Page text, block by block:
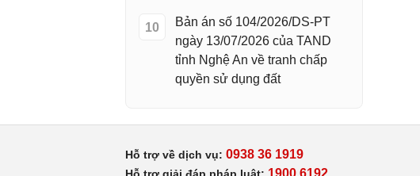
10
Bản án số 104/2026/DS-PT
ngày 13/07/2026 của TAND
tỉnh Nghệ An về tranh chấp
quyền sử dụng đất
Hỗ trợ về dịch vụ: 0938 36 1919
1900 6192